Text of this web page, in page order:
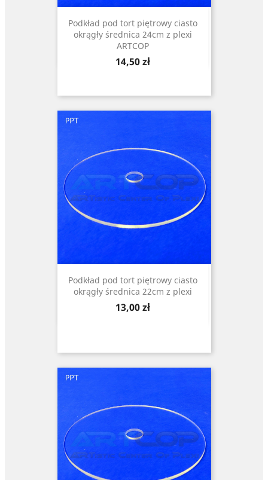
Podkład pod tort piętrowy ciasto
okrągły średnica 24cm z plexi
ARTCOP
Cena
14,50 zł
Podkład pod tort piętrowy ciasto
okrągły średnica 22cm z plexi
Cena
13,00 zł